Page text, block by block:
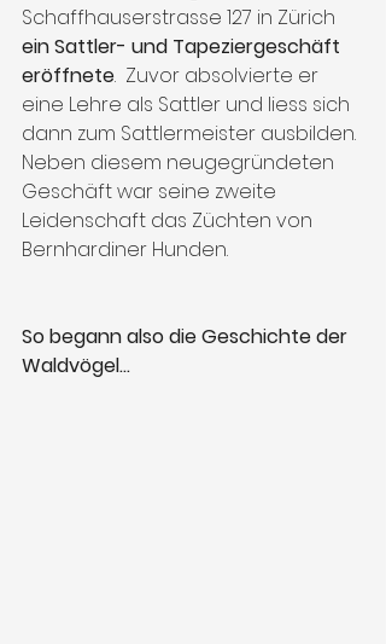
Schaffhauserstrasse 127 in Zürich
ein Sattler- und Tapeziergeschäft
eröffnete.  Zuvor absolvierte er
eine Lehre als Sattler und liess sich
dann zum Sattlermeister ausbilden.
Neben diesem neugegründeten
Geschäft war seine zweite
Leidenschaft das Züchten von
Bernhardiner Hunden.
So begann also die Geschichte der
Waldvögel...